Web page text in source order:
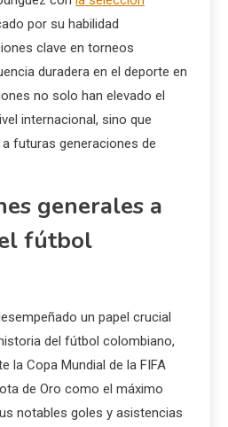
por su habilidad
clave en torneos
duradera en el deporte en
no solo han elevado el
internacional, sino que
futuras generaciones de
generales a
fútbol
un papel crucial
del fútbol colombiano,
la Copa Mundial de la FIFA
de Oro como el máximo
notables goles y asistencias